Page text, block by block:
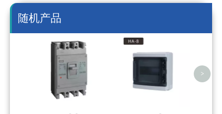
随机产品
>